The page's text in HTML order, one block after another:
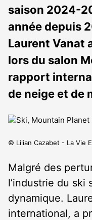
saison 2024-
année depuis
Laurent Vanat
lors du salon
rapport
de neige et de
© Lilian Cazabet - La Vie
Malgré des
l’industrie du ski
dynamique.
international, a